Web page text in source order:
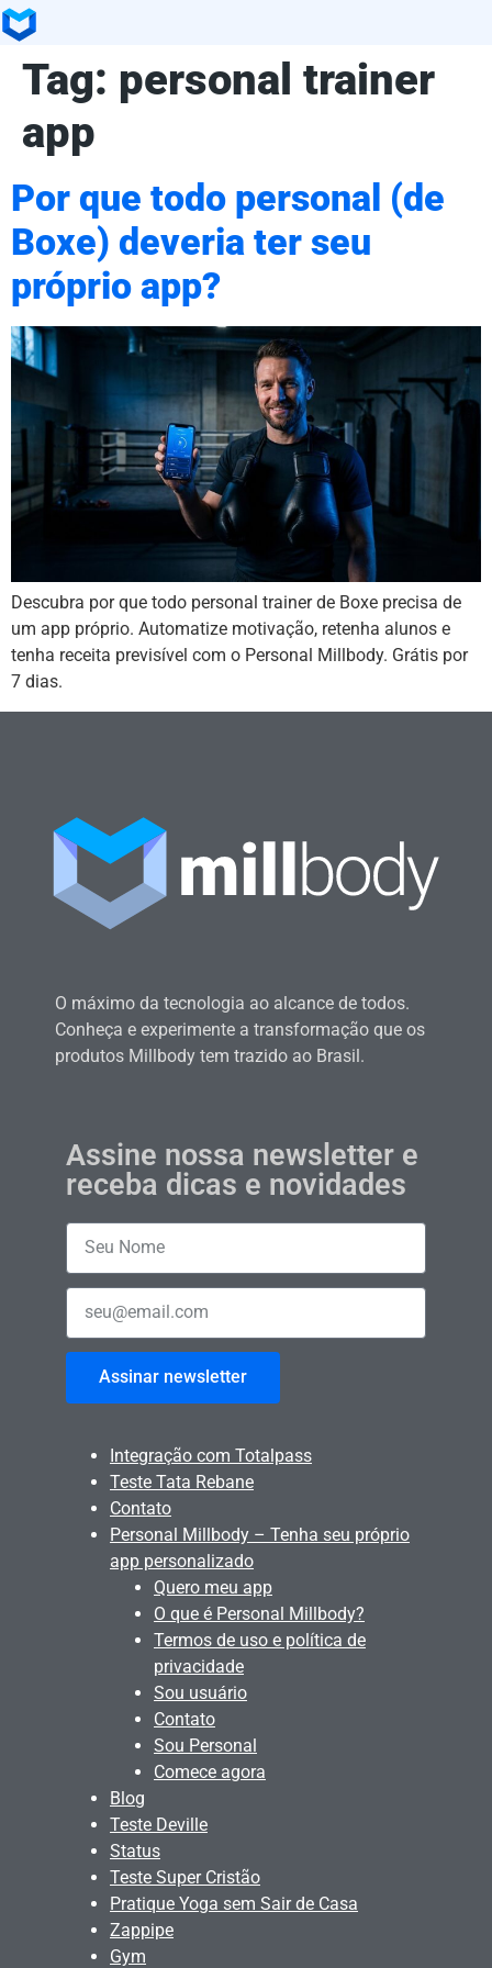
Tag: personal trainer
app
Por que todo personal (de
Boxe) deveria ter seu
próprio app?
Descubra por que todo personal trainer de Boxe precisa de
um app próprio. Automatize motivação, retenha alunos e
tenha receita previsível com o Personal Millbody. Grátis por
7 dias.
O máximo da tecnologia ao alcance de todos.
Conheça e experimente a transformação que os
produtos Millbody tem trazido ao Brasil.
Assine nossa newsletter e
receba dicas e novidades
Assinar newsletter
Integração com Totalpass
Teste Tata Rebane
Contato
Personal Millbody – Tenha seu próprio
app personalizado
Quero meu app
O que é Personal Millbody?
Termos de uso e política de
privacidade
Sou usuário
Contato
Sou Personal
Comece agora
Blog
Teste Deville
Status
Teste Super Cristão
Pratique Yoga sem Sair de Casa
Zappipe
Gym